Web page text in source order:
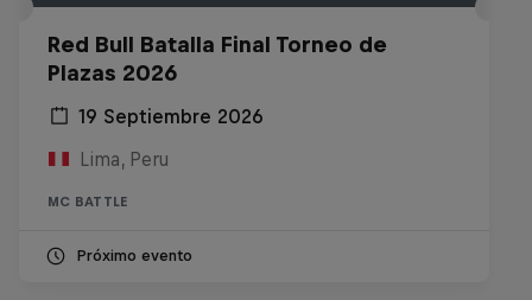
Red Bull Batalla Final Torneo de
Plazas 2026
19 Septiembre 2026
Lima, Peru
MC BATTLE
Próximo evento